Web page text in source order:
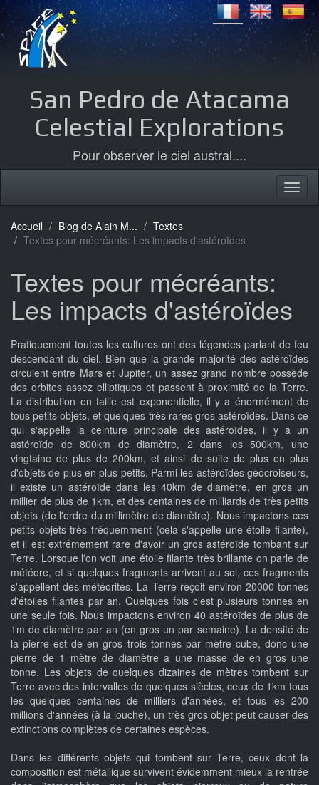
San Pedro de Atacama
Celestial Explorations
Pour observer le ciel austral....
Accueil Blog de Alain M...
Textes
Textes pour mécréants: Les impacts d'astéroïdes
Textes pour mécréants:
Les impacts d'astéroïdes
Pratiquement toutes les cultures ont des légendes parlant de feu
descendant du ciel. Bien que la grande majorité des astéroïdes
circulent entre Mars et Jupiter, un assez grand nombre possède
des orbites assez elliptiques et passent à proximité de la Terre.
La distribution en taille est exponentielle, il y a énormément de
tous petits objets, et quelques très rares gros astéroïdes. Dans ce
qui s'appelle la ceinture principale des astéroïdes, il y a un
astéroïde de 800km de diamètre, 2 dans les 500km, une
vingtaine de plus de 200km, et ainsi de suite de plus en plus
d'objets de plus en plus petits. Parmi les astéroïdes géocroiseurs,
il existe un astéroïde dans les 40km de diamètre, en gros un
millier de plus de 1km, et des centaines de milliards de très petits
objets (de l'ordre du millimètre de diamètre). Nous impactons ces
petits objets très fréquemment (cela s'appelle une étoile filante),
et il est extrêmement rare d'avoir un gros astéroïde tombant sur
Terre. Lorsque l'on voit une étoile filante très brillante on parle de
météore, et si quelques fragments arrivent au sol, ces fragments
s'appellent des météorites. La Terre reçoit environ 20000 tonnes
d'étoiles filantes par an. Quelques fois c'est plusieurs tonnes en
une seule fois. Nous impactons environ 40 astéroïdes de plus de
1m de diamètre par an (en gros un par semaine). La densité de
la pierre est de en gros trois tonnes par mètre cube, donc une
pierre de 1 mètre de diamètre a une masse de en gros une
tonne. Les objets de quelques dizaines de mètres tombent sur
Terre avec des intervalles de quelques siècles, ceux de 1km tous
les quelques centaines de milliers d'années, et tous les 200
millions d'années (à la louche), un très gros objet peut causer des
extinctions complètes de certaines espèces.
Dans les différents objets qui tombent sur Terre, ceux dont la
composition est métallique survivent évidemment mieux la rentrée